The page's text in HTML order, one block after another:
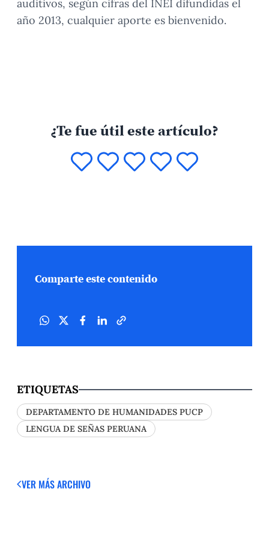
auditivos, según cifras del INEI difundidas el
año 2013, cualquier aporte es bienvenido.
¿Te fue útil este artículo?
Comparte este contenido
ETIQUETAS
DEPARTAMENTO DE HUMANIDADES PUCP
LENGUA DE SEÑAS PERUANA
VER MÁSARCHIVO